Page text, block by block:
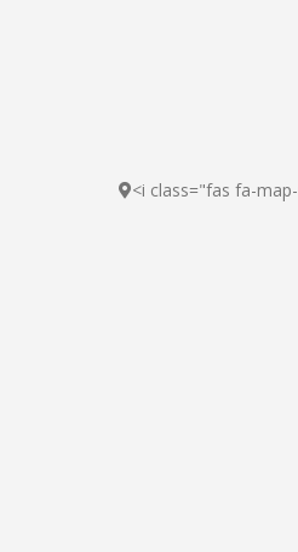
<i class="fas fa-